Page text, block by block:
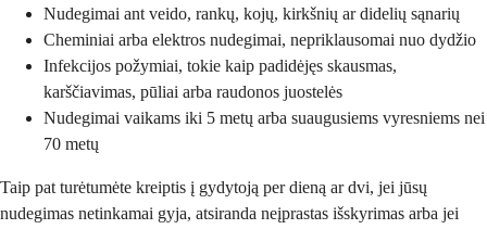
Nudegimai ant veido, rankų, kojų, kirkšnių ar didelių sąnarių
Cheminiai arba elektros nudegimai, nepriklausomai nuo dydžio
Infekcijos požymiai, tokie kaip padidėjęs skausmas,
karščiavimas, pūliai arba raudonos juostelės
Nudegimai vaikams iki 5 metų arba suaugusiems vyresniems nei
70 metų
Taip pat turėtumėte kreiptis į gydytoją per dieną ar dvi, jei jūsų
nudegimas netinkamai gyja, atsiranda neįprastas išskyrimas arba jei